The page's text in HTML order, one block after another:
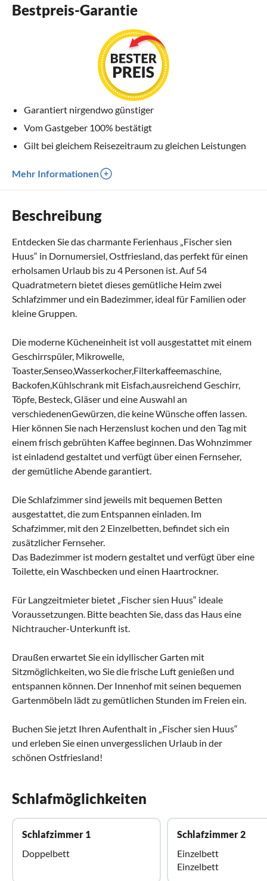
Bestpreis-Garantie
Garantiert nirgendwo günstiger
Vom Gastgeber 100% bestätigt
Gilt bei gleichem Reisezeitraum zu gleichen Leistungen
Mehr Informationen
Beschreibung
Entdecken Sie das charmante Ferienhaus „Fischer sien
Huus“ in Dornumersiel, Ostfriesland, das perfekt für einen
erholsamen Urlaub bis zu 4 Personen ist. Auf 54
Quadratmetern bietet dieses gemütliche Heim zwei
Schlafzimmer und ein Badezimmer, ideal für Familien oder
kleine Gruppen.
Die moderne Kücheneinheit ist voll ausgestattet mit einem
Geschirrspüler, Mikrowelle,
Toaster,Senseo,Wasserkocher,Filterkaffeemaschine,
Backofen,Kühlschrank mit Eisfach,ausreichend Geschirr,
Töpfe, Besteck, Gläser und eine Auswahl an
verschiedenenGewürzen, die keine Wünsche offen lassen.
Hier können Sie nach Herzenslust kochen und den Tag mit
einem frisch gebrühten Kaffee beginnen. Das Wohnzimmer
ist einladend gestaltet und verfügt über einen Fernseher,
der gemütliche Abende garantiert.
Die Schlafzimmer sind jeweils mit bequemen Betten
ausgestattet, die zum Entspannen einladen. Im
Schafzimmer, mit den 2 Einzelbetten, befindet sich ein
zusätzlicher Fernseher.
Das Badezimmer ist modern gestaltet und verfügt über eine
Toilette, ein Waschbecken und einen Haartrockner.
Für Langzeitmieter bietet „Fischer sien Huus“ ideale
Voraussetzungen. Bitte beachten Sie, dass das Haus eine
Nichtraucher-Unterkunft ist.
Draußen erwartet Sie ein idyllischer Garten mit
Sitzmöglichkeiten, wo Sie die frische Luft genießen und
entspannen können. Der Innenhof mit seinen bequemen
Gartenmöbeln lädt zu gemütlichen Stunden im Freien ein.
Buchen Sie jetzt Ihren Aufenthalt in „Fischer sien Huus“
und erleben Sie einen unvergesslichen Urlaub in der
schönen Ostfriesland!
Schlafmöglichkeiten
Schlafzimmer 1
Doppelbett
Schlafzimmer 2
Einzelbett
Einzelbett